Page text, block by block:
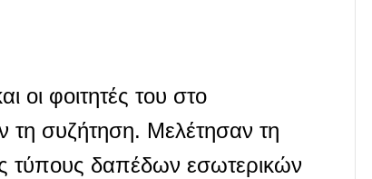
οι φοιτητές του στο
συζήτηση. Μελέτησαν τη
τύπους δαπέδων εσωτερικών